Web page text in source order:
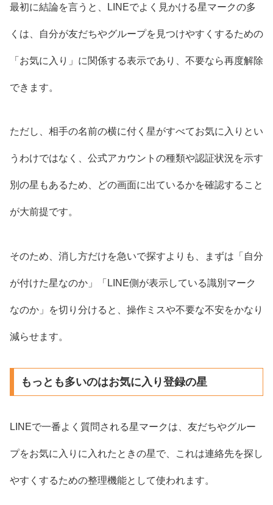
最初に結論を言うと、LINEでよく見かける星マークの多
くは、自分が友だちやグループを見つけやすくするための
「お気に入り」に関係する表示であり、不要なら再度解除
できます。
ただし、相手の名前の横に付く星がすべてお気に入りとい
うわけではなく、公式アカウントの種類や認証状況を示す
別の星もあるため、どの画面に出ているかを確認すること
が大前提です。
そのため、消し方だけを急いで探すよりも、まずは「自分
が付けた星なのか」「LINE側が表示している識別マーク
なのか」を切り分けると、操作ミスや不要な不安をかなり
減らせます。
もっとも多いのはお気に入り登録の星
LINEで一番よく質問される星マークは、友だちやグルー
プをお気に入りに入れたときの星で、これは連絡先を探し
やすくするための整理機能として使われます。